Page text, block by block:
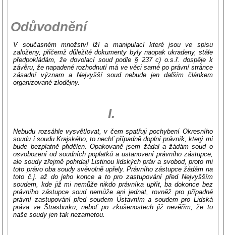
Odůvodnění
V současném množství lží a manipulací které jsou ve spisu
založeny, přičemž důležité dokumenty byly naopak ukradeny, stále
předpokládám, že dovolací soud podle § 237 c) o.s.ř. dospěje k
závěru, že napadené rozhodnutí má ve věci samé po právní stránce
zásadní význam a Nejvyšší soud nebude jen dalším článkem
organizované zlodějny.
I.
Nebudu rozsáhle vysvětlovat, v čem spatřuji pochybení Okresního
soudu i soudu Krajského, to nechť případně doplní právník, který mi
bude bezplatně přidělen. Opakovaně jsem žádal a žádám soud o
osvobození od soudních poplatků a ustanovení právního zástupce,
ale soudy zřejmě pohrdají Listinou lidských práv a svobod, proto mi
toto právo oba soudy svévolně upřely. Právního zástupce žádám na
toto č.j. až do jeho konce a to pro zastupování před Nejvyšším
soudem, kde již mi nemůže nikdo právníka upřít, ba dokonce bez
právního zástupce soud nemůže ani jednat, rovněž pro případné
právní zastupování před soudem Ústavním a soudem pro Lidská
práva ve Štrasburku, neboť po zkušenostech již nevěřím, že to
naše soudy jen tak nezametou.